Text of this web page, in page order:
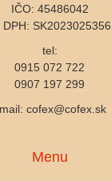
IČO: 45486042
DPH: SK2023025356
tel:
0915 072 722
0907 197 299
cofex@cofex.sk
Menu